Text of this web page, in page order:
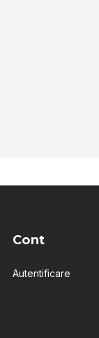
Cont
Autentificare